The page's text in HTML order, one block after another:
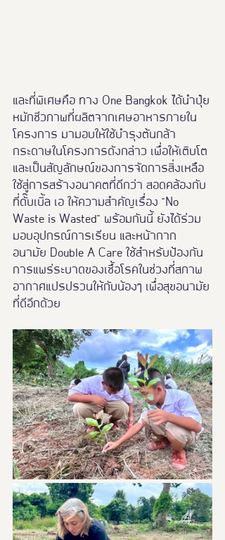
และที่พิเศษคือ ทาง One Bangkok ได้นำปุ๋ย
หมักชีวภาพที่ผลิตจากเศษอาหารภายใน
โครงการ มามอบให้ใช้บำรุงต้นกล้า
กระดาษในโครงการดังกล่าว เพื่อให้เติบโต
และเป็นสัญลักษณ์ของการจัดการสิ่งเหลือ
ใช้สู่การสร้างอนาคตที่ดีกว่า สอดคล้องกับ
ที่ดั๊บเบิ้ล เอ ให้ความสำคัญเรื่อง "No
Waste is Wasted" พร้อมกันนี้ ยังได้ร่วม
มอบอุปกรณ์การเรียน และหน้ากาก
อนามัย Double A Care ใช้สำหรับป้องกัน
การแพร่ระบาดของเชื้อโรคในช่วงที่สภาพ
อากาศแปรปรวนให้กับน้องๆ เพื่อสุขอนามัย
ที่ดีอีกด้วย